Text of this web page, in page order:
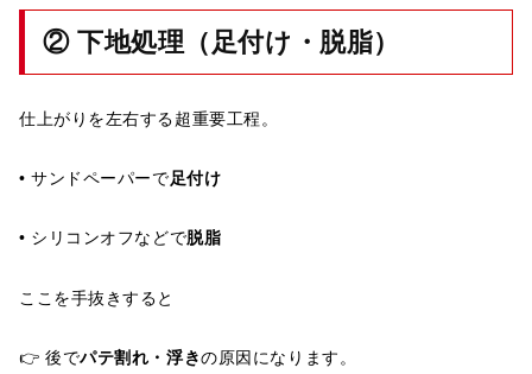
② 下地処理（足付け・脱脂）
仕上がりを左右する超重要工程。
• サンドペーパーで足付け
• シリコンオフなどで脱脂
ここを手抜きすると
👉 後でパテ割れ・浮きの原因になります。